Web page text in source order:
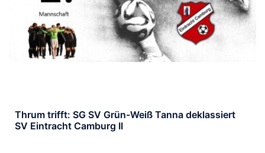
Thrum trifft: SG SV Grün-Weiß Tanna deklassiert
SV Eintracht Camburg II